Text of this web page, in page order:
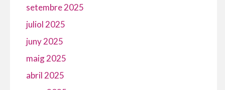
setembre 2025
juliol 2025
juny 2025
maig 2025
abril 2025